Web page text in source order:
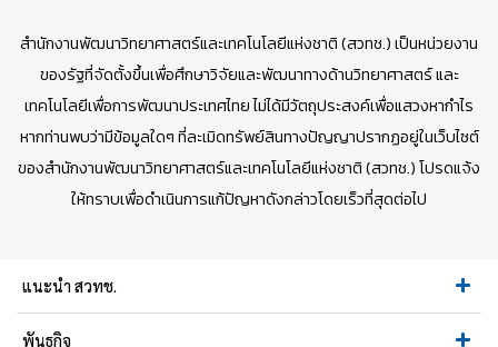
สำนักงานพัฒนาวิทยาศาสตร์และเทคโนโลยีแห่งชาติ (สวทช.) เป็นหน่วยงาน
ของรัฐที่จัดตั้งขึ้นเพื่อศึกษาวิจัยและพัฒนาทางด้านวิทยาศาสตร์ และ
เทคโนโลยีเพื่อการพัฒนาประเทศไทย ไม่ได้มีวัตถุประสงค์เพื่อแสวงหากำไร
หากท่านพบว่ามีข้อมูลใดๆ ที่ละเมิดทรัพย์สินทางปัญญาปรากฏอยู่ในเว็บไซต์
ของสำนักงานพัฒนาวิทยาศาสตร์และเทคโนโลยีแห่งชาติ (สวทช.) โปรดแจ้ง
ให้ทราบเพื่อดำเนินการแก้ปัญหาดังกล่าวโดยเร็วที่สุดต่อไป
แนะนำ สวทช.
พันธกิจ